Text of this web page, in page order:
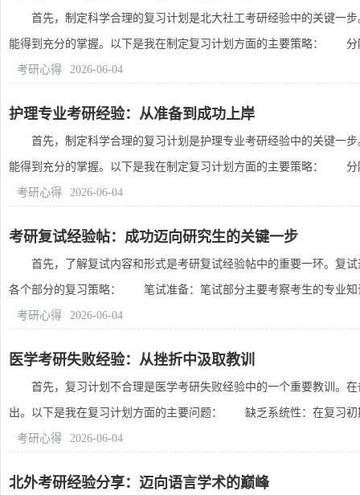
首先，制定科学合理的复习计划是北大社工考研经验中的关键一步
能得到充分的掌握。以下是我在制定复习计划方面的主要策略： 分
考研心得 2026-06-04
护理专业考研经验：从准备到成功上岸
首先，制定科学合理的复习计划是护理专业考研经验中的关键一步
能得到充分的掌握。以下是我在制定复习计划方面的主要策略： 分
考研心得 2026-06-04
考研复试经验帖：成功迈向研究生的关键一步
首先，了解复试内容和形式是考研复试经验帖中的重要一环。复试
各个部分的复习策略： 笔试准备：笔试部分主要考察考生的专业知
考研心得 2026-06-04
医学考研失败经验：从挫折中汲取教训
首先，复习计划不合理是医学考研失败经验中的一个重要教训。在
出。以下是我在复习计划方面的主要问题： 缺乏系统性：在复习初
考研心得 2026-06-04
北外考研经验分享：迈向语言学术的巅峰